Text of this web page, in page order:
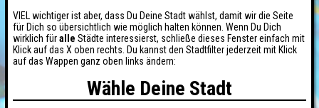
VIEL wichtiger ist aber, dass Du Deine Stadt wählst, damit wir die Seite
für Dich so übersichtlich wie möglich halten können. Wenn Du Dich
wirklich füralle Städte interessierst, schließe dieses Fenster einfach mit
Klick auf das X oben rechts. Du kannst den Stadtfilter jederzeit mit Klick
auf das Wappen ganz oben links ändern:
Wähle Deine Stadt